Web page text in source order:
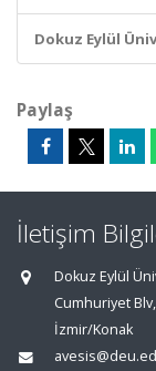
Dokuz Eylül
Paylaş
İletişim
Dokuz Eylül
Cumhuriyet
İzmir/Konak